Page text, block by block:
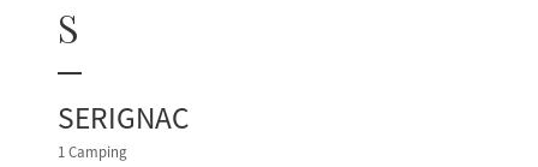
S
SERIGNAC
1 Camping